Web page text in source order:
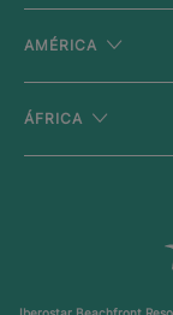
AMÉRICA
ÁFRICA
Iberostar Beachfront